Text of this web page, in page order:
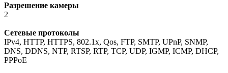
Разрешение камеры
2
Сетевые протоколы
IPv4, HTTP, HTTPS, 802.1x, Qos, FTP, SMTP, UPnP, SNMP,
DNS, DDNS, NTP, RTSP, RTP, TCP, UDP, IGMP, ICMP, DHCP,
PPPoE